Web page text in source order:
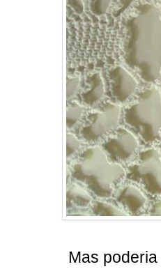
Mas